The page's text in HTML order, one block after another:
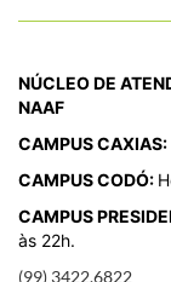
NÚCLEO DE
NAAF
CAMPUS CAXIAS:
CAMPUS CODÓ:
CAMPUS
às 22h.
(99) 3422.6822